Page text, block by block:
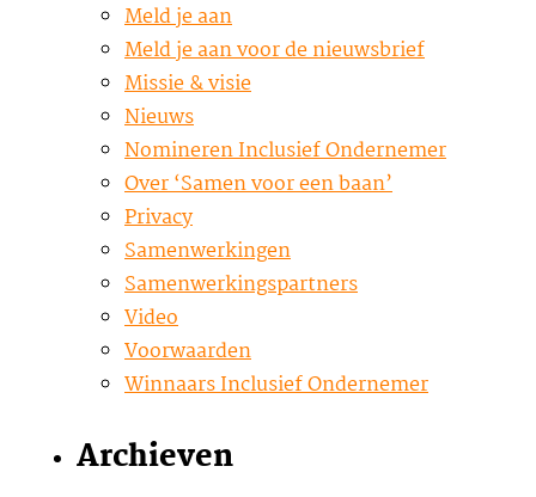
Meld je aan
Meld je aan voor de nieuwsbrief
Missie & visie
Nieuws
Nomineren Inclusief Ondernemer
Over ‘Samen voor een baan’
Privacy
Samenwerkingen
Samenwerkingspartners
Video
Voorwaarden
Winnaars Inclusief Ondernemer
Archieven